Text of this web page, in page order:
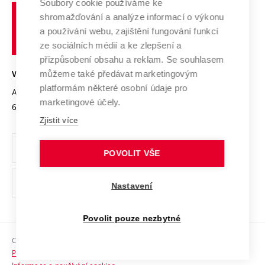
Výzkumné infrastruktury
Transfer znalostí
Open Science
Projekty
Projekty ze strukturálních fondů
Specifický výzkum
Spolupráce se školami
Služby univerzity
Mezinárodní dohody
Univerzitní sítě
Udržitelná univerzita
Podnikavá univerzita / ContriBUTe
Bezpečná univerzita
Vyznamenání
Organizační struktura
Ochrana osobních údajů
odkaz)
Sociální bezpečí
HR Award
učení
technické
VYSOKÉ UČENÍ TECHNICKÉ V BRNĚ
Antonínská 548/1
602 00 Brno
www.vut.cz
vut@vutbr.cz
Copyright © 2026 VUT
Prohlášení o přístupnosti
Soubory cookie používáme ke
shromažďování a analýze informací o výkonu
a používání webu, zajištění fungování funkcí
ze sociálních médií a ke zlepšení a
přizpůsobení obsahu a reklam. Se souhlasem
můžeme také předávat marketingovým
platformám některé osobní údaje pro
marketingové účely.
Zjistit více
POVOLIT VŠE
Nastavení
Povolit pouze nezbytné